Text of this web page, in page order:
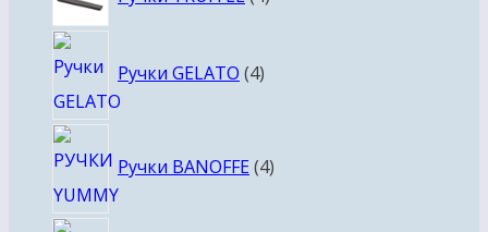
Ручки GELATO 4товара
Ручки BANOFFE 4товара